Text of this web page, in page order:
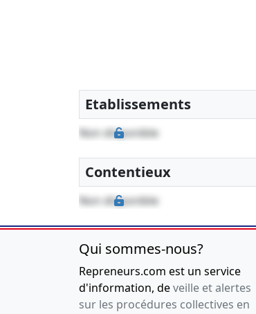
Etablissements
Non disponible
Contentieux
Non disponible
Qui sommes-nous?
Repreneurs.com est un service
d'information, deveille et alertes
sur les procédures collectives en